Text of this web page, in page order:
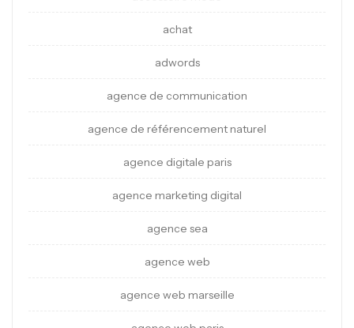
achat
adwords
agence de communication
agence de référencement naturel
agence digitale paris
agence marketing digital
agence sea
agence web
agence web marseille